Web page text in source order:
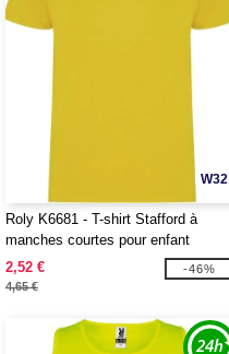
W32
Roly K6681 - T-shirt Stafford à
manches courtes pour enfant
2,52 €
4,65 €
-46%